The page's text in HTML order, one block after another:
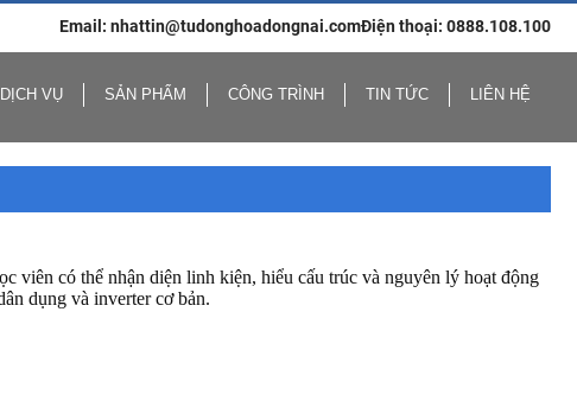
Email: nhattin@tudonghoadongnai.comĐiện thoại: 0888.108.100
DỊCH VỤ SẢN PHẨM CÔNG TRÌNH TIN TỨC LIÊN HỆ
viên có thể nhận diện linh kiện, hiểu cấu trúc và nguyên lý hoạt động
dụng và inverter cơ bản.